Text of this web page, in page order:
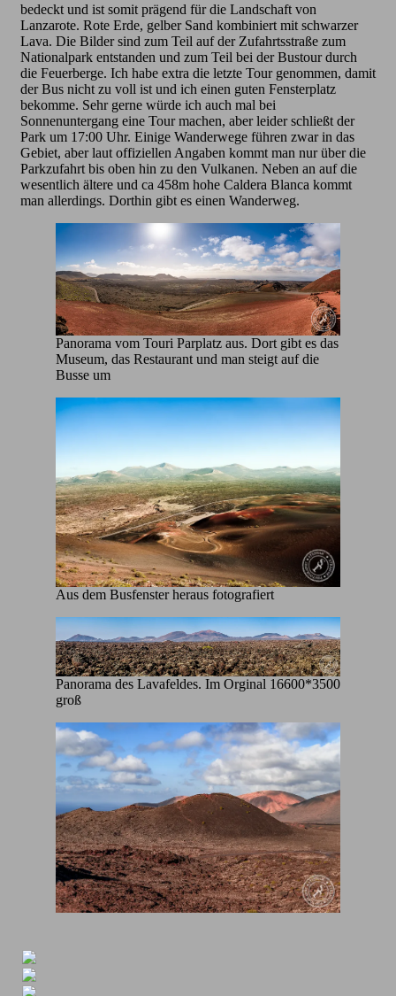
bedeckt und ist somit prägend für die Landschaft von
Lanzarote. Rote Erde, gelber Sand kombiniert mit schwarzer
Lava. Die Bilder sind zum Teil auf der Zufahrtsstraße zum
Nationalpark entstanden und zum Teil bei der Bustour durch
die Feuerberge. Ich habe extra die letzte Tour genommen, damit
der Bus nicht zu voll ist und ich einen guten Fensterplatz
bekomme. Sehr gerne würde ich auch mal bei
Sonnenuntergang eine Tour machen, aber leider schließt der
Park um 17:00 Uhr. Einige Wanderwege führen zwar in das
Gebiet, aber laut offiziellen Angaben kommt man nur über die
Parkzufahrt bis oben hin zu den Vulkanen. Neben an auf die
wesentlich ältere und ca 458m hohe Caldera Blanca kommt
man allerdings. Dorthin gibt es einen Wanderweg.
Panorama vom Touri Parplatz aus. Dort gibt es das
Museum, das Restaurant und man steigt auf die
Busse um
Aus dem Busfenster heraus fotografiert
Panorama des Lavafeldes. Im Orginal 16600*3500
groß